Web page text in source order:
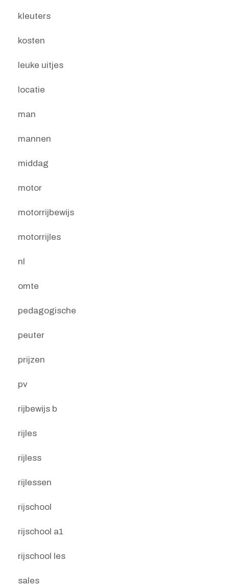
kleuters
kosten
leuke uitjes
locatie
man
mannen
middag
motor
motorrijbewijs
motorrijles
nl
omte
pedagogische
peuter
prijzen
pv
rijbewijs b
rijles
rijless
rijlessen
rijschool
rijschool a1
rijschool les
sales